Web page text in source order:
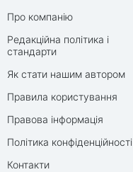
Про компанію
Редакційна політика і
стандарти
Як стати нашим автором
Правила користування
Правова інформація
Політика конфіденційності
Контакти